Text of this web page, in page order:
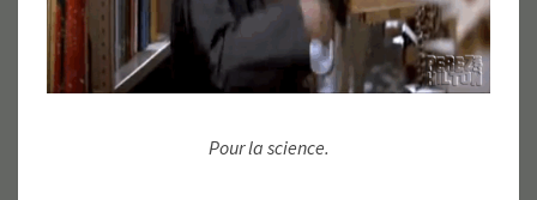
Pour la science.